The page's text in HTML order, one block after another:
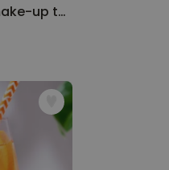
Gepersonaliseerde make-up tas met naam